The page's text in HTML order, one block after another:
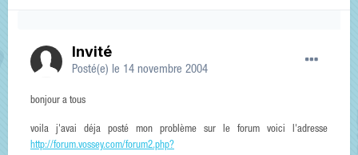
Invité
Posté(e) le 14 novembre 2004
bonjour a tous
voila j'avai déja posté mon problème sur le forum voici l'adresse
http://forum.vossey.com/forum2.php?